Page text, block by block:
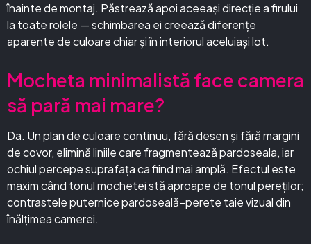
înainte de montaj. Păstrează apoi aceeași direcție a firului
la toate rolele — schimbarea ei creează diferențe
aparente de culoare chiar și în interiorul aceluiași lot.
Mocheta minimalistă face camera
să pară mai mare?
Da. Un plan de culoare continuu, fără desen și fără margini
de covor, elimină liniile care fragmentează pardoseala, iar
ochiul percepe suprafața ca fiind mai amplă. Efectul este
maxim când tonul mochetei stă aproape de tonul pereților;
contrastele puternice pardoseală–perete taie vizual din
înălțimea camerei.